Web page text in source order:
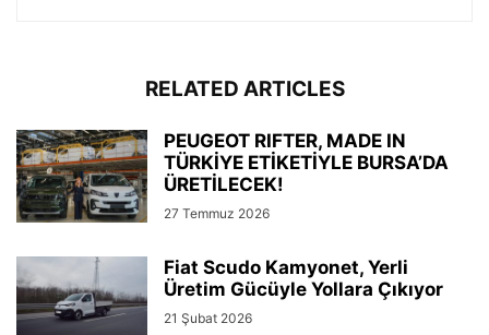
RELATED ARTICLES
PEUGEOT RIFTER, MADE IN
TÜRKİYE ETİKETİYLE BURSA’DA
ÜRETİLECEK!
27 Temmuz 2026
Fiat Scudo Kamyonet, Yerli
Üretim Gücüyle Yollara Çıkıyor
21 Şubat 2026